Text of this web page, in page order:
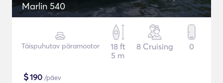
Marlin 540
Täispuhutav päramootor
18 ft
5 m
8 Cruising 0
$190 /päev